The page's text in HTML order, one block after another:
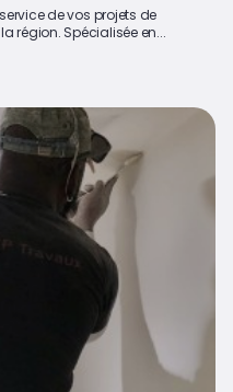
de vos projets de
région. Spécialisée en...